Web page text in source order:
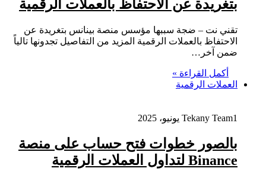
بتغريدة عن الاحتفاظ بالعملات الرقمية
تقني نت – ضجة سببها مؤسس منصة بينانس بتغريدة عن
الاحتفاظ بالعملات الرقمية المزيد من التفاصيل تجدونها تالياً
ضمن آخر…
أكمل القراءة »
العملات الرقمية
Tekany Team1 يونيو، 2025
بالصور خطوات فتح حساب على منصة
Binance لتداول العملات الرقمية